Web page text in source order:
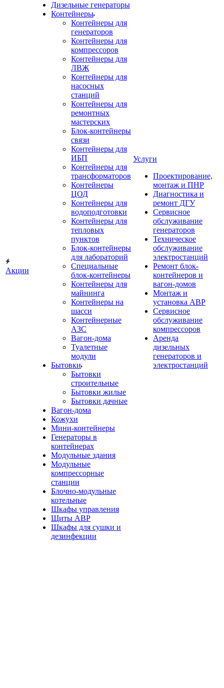
Акции
Дизельные генераторы
Контейнеры
Контейнеры для
генераторов
Контейнеры для
компрессоров
Контейнеры для
ЛВЖ
Контейнеры для
насосных
станций
Контейнеры для
ремонтных
мастерских
Блок-контейнеры
связи
Контейнеры для
ИБП
Контейнеры для
трансформаторов
Контейнеры
ЦОД
Контейнеры для
водоподготовки
Контейнеры для
тепловых
пунктов
Блок-контейнеры
для лабораторий
Специальные
блок-контейнеры
Контейнеры для
майнинга
Контейнеры на
шасси
Контейнерные
АЗС
Вагон-дома
Туалетные
модули
Бытовки
Бытовки
строительные
Бытовки жилые
Бытовки дачные
Вагон-дома
Кожухи
Мини-контейнеры
Генераторы в
контейнерах
Модульные здания
Модульные
компрессорные
станции
Блочно-модульные
котельные
Шкафы управления
Щиты АВР
Шкафы для сушки и
дезинфекции
Услуги
Проектирование,
монтаж и ПНР
Диагностика и
ремонт ДГУ
Сервисное
обслуживание
генераторов
Техническое
обслуживание
электростанций
Ремонт блок-
контейнеров и
вагон-домов
Монтаж и
установка АВР
Сервисное
обслуживание
компрессоров
Аренда
дизельных
генераторов и
электростанций